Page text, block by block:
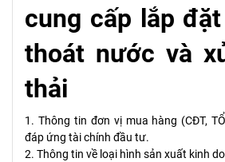
cung cấp lắp
thoát nước và
thải
1. Thông tin đơn vị mua hàng (CĐT,
đáp ứng tài chính đầu tư.
2. Thông tin về loại hình sản xuất kinh